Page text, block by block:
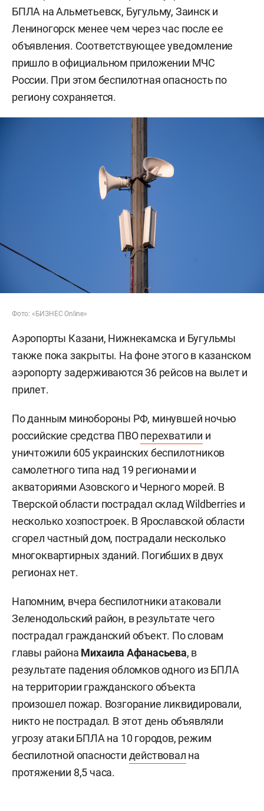
БПЛА на Альметьевск, Бугульму, Заинск и
Лениногорск менее чем через час после ее
объявления. Соответствующее уведомление
пришло в официальном приложении МЧС
России. При этом беспилотная опасность по
региону сохраняется.
Фото: «БИЗНЕС Online»
Аэропорты Казани, Нижнекамска и Бугульмы
также пока закрыты. На фоне этого в казанском
аэропорту задерживаются 36 рейсов на вылет и
прилет.
По данным минобороны РФ, минувшей ночью
российские средства ПВОперехватили и
уничтожили 605 украинских беспилотников
самолетного типа над 19 регионами и
акваториями Азовского и Черного морей. В
Тверской области пострадал склад Wildberries и
несколько хозпостроек. В Ярославской области
сгорел частный дом, пострадали несколько
многоквартирных зданий. Погибших в двух
регионах нет.
Напомним, вчера беспилотники атаковали
Зеленодольский район, в результате чего
пострадал гражданский объект. По словам
главы района Михаила Афанасьева, в
результате падения обломков одного из БПЛА
на территории гражданского объекта
произошел пожар. Возгорание ликвидировали,
никто не пострадал. В этот день объявляли
угрозу атаки БПЛА на 10 городов, режим
беспилотной опасности действовал на
протяжении 8,5 часа.